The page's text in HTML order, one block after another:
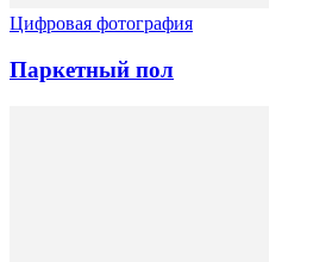
Цифровая фотография
Паркетный пол